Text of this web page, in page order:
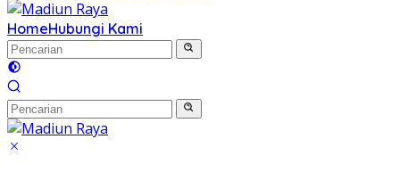
HomeHubungi Kami